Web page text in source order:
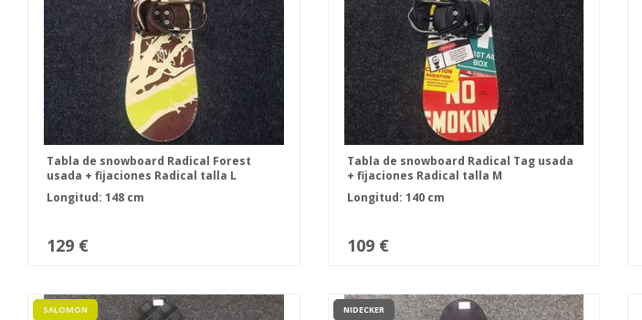
Tabla de snowboard Radical Forest
usada + fijaciones Radical talla L
Longitud: 148 cm
129 €
Tabla de snowboard Radical Tag usada
+ fijaciones Radical talla M
Longitud: 140 cm
109 €
SALOMON NIDECKER